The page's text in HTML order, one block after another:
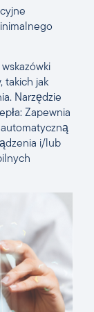
takich jak
Narzędzie
Zapewnia
automatyczną
i/lub